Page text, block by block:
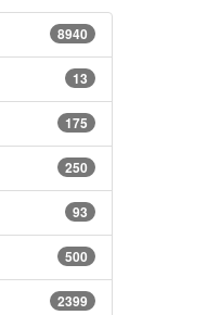
8940
13
175
250
93
500
2399